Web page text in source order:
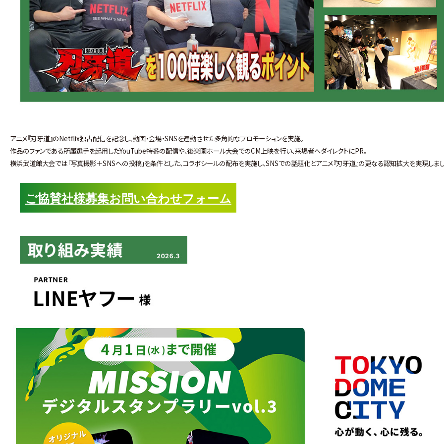
アニメ『刃牙道』のNetflix独占配信を記念し、動画・会場・SNSを連動させた多角的なプロモーションを実施。
作品のファンである所属選手を起用したYouTube特番の配信や、後楽園ホール大会でのCM上映を行い、来場者へダイレクトにPR。
横浜武道館大会では「写真撮影＋SNSへの投稿」を条件とした、コラボシールの配布を実施し、SNSでの話題化とアニメ『刃牙道』の更なる認知拡大を実現しまし
ご協賛社様募集お問い合わせフォーム